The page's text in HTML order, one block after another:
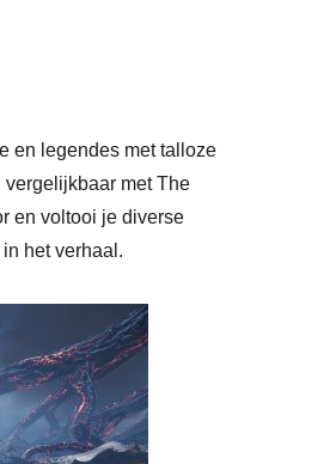
en legendes met talloze
vergelijkbaar met The
en voltooi je diverse
het verhaal.